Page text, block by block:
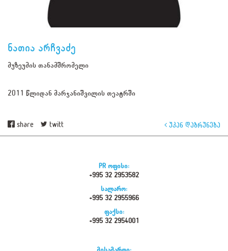
ნათია არჩვაძე
მუზეუმის თანამშრომელი
2011 წლიდან მარჯანიშვილის თეატრში
share twitt უკან დაბრუნება
PR ოფისი:
+995 32 2953582
სალარო:
+995 32 2955966
ფაქსი:
+995 32 2954001